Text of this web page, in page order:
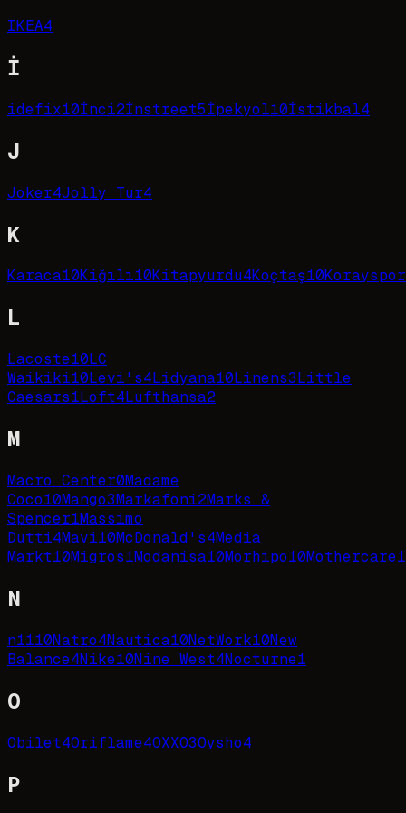
IKEA4
İ
idefix10İnci2İnstreet5İpekyol10İstikbal4
J
Joker4Jolly Tur4
K
Karaca10Kiğılı10Kitapyurdu4Koçtaş10Korayspor
L
Lacoste10LC
Waikiki10Levi's4Lidyana10Linens3Little
Caesars1Loft4Lufthansa2
M
Macro Center0Madame
Coco10Mango3Markafoni2Marks &
Spencer1Massimo
Dutti4Mavi10McDonald's4Media
Markt10Migros1Modanisa10Morhipo10Mothercare1
N
n1110Natro4Nautica10NetWork10New
Balance4Nike10Nine West4Nocturne1
O
Obilet4Oriflame4OXXO3Oysho4
P